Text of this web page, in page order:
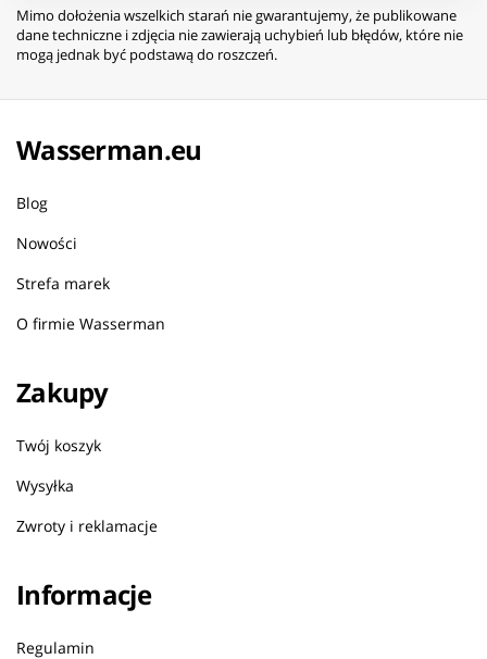
Mimo dołożenia wszelkich starań nie gwarantujemy, że publikowane
dane techniczne i zdjęcia nie zawierają uchybień lub błędów, które nie
mogą jednak być podstawą do roszczeń.
Wasserman.eu
Blog
Nowości
Strefa marek
O firmie Wasserman
Zakupy
Twój koszyk
Wysyłka
Zwroty i reklamacje
Informacje
Regulamin